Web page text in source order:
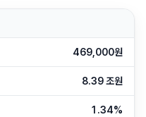
469,000원
8.39 조원
1.34%